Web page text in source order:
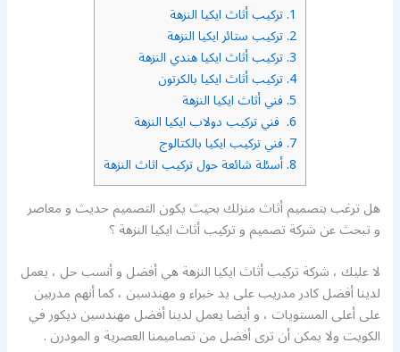
1. تركيب أثاث ايكيا النزهة
2. تركيب ستائر ايكيا النزهة
3. تركيب أثاث ايكيا هندي النزهة
4. تركيب أثاث ايكيا بالكرتون
5. فني أثاث ايكيا النزهة
6. فني تركيب دولاب ايكيا النزهة
7. فني تركيب ايكيا بالكتالوج
8. أسئلة شائعة حول تركيب اثاث النزهة
هل ترغب بتصميم أثاث منزلك بحيث يكون التصميم حديث و معاصر
و تبحث عن شركة تصميم و تركيب أثاث ايكيا النزهة ؟
لا عليك ، شركة تركيب أثاث ايكيا النزهة هي أفضل و أنسب حل ، يعمل
لدينا أفضل كادر مدريب على يد خبراء و مهندسين ، كما أنهم مدربين
على أعلى المستويات ، و أيضا يعمل لدينا أفضل مهندسين ديكور في
الكويت ولا يمكن أن ترى أفضل من تصاميمنا العصرية و المودرن .